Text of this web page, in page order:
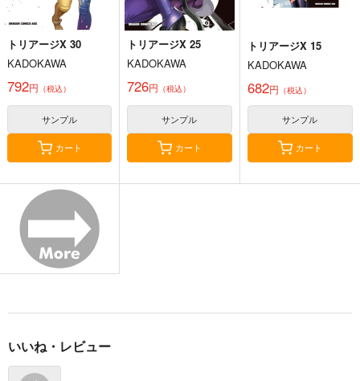
作品詳細 作品詳細 作品詳細
友達んちの姉ちゃんが
怖くていい人 1
KADOKAWA
924円
サンプル サンプル サンプル
トリアージX 30
KADOKAWA
792円 （税込）
サンプル
カート
トリアージX 25
KADOKAWA
726円 （税込）
サンプル
カート
トリアージX 15
KADOKAWA
682円 （税込）
サンプル
カート
いいね・レビュー